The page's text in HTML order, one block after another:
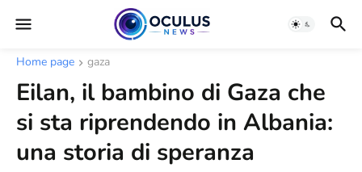
Home page gaza
Eilan, il bambino di Gaza che
si sta riprendendo in Albania:
una storia di speranza